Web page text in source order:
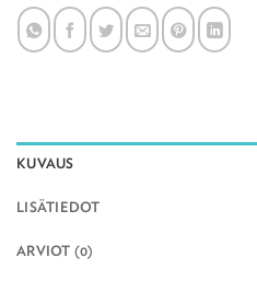
KUVAUS
LISÄTIEDOT
ARVIOT (0)